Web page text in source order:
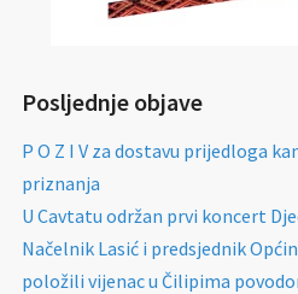
Posljednje objave
P O Z I V za dostavu prijedloga
priznanja
U Cavtatu održan prvi koncert
Načelnik Lasić i predsjednik
položili vijenac u Čilipima